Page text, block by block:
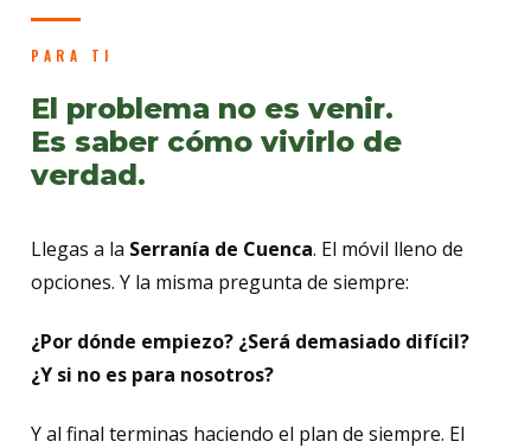
PARA TI
El problema no es venir.
Es saber cómo vivirlo de
verdad.
Llegas a la Serranía de Cuenca. El móvil lleno de
opciones. Y la misma pregunta de siempre:
¿Por dónde empiezo? ¿Será demasiado difícil?
¿Y si no es para nosotros?
Y al final terminas haciendo el plan de siempre. El